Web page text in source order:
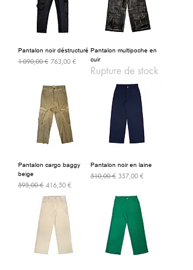
Pantalon noir déstructuré
Prix original
1 090,00 € Prix promotionnel
763,00 €
Pantalon multipoche en
cuir
Rupture de stock
Pantalon cargo baggy
beige
Prix original
595,00 € Prix promotionnel
416,50 €
Pantalon noir en laine
Prix original
510,00 € Prix promotionnel
357,00 €